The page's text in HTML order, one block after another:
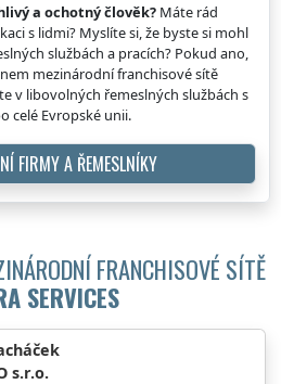
a ochotný člověk? Máte rád
s lidmi? Myslíte si, že byste si mohl
službách a pracích? Pokud ano,
mezinárodní franchisové sítě
v libovolných řemeslných službách s
celé Evropské unii.
FIRMY A ŘEMESLNÍKY
FRANCHISOVÉ SÍTĚ
SERVICES
s.r.o.